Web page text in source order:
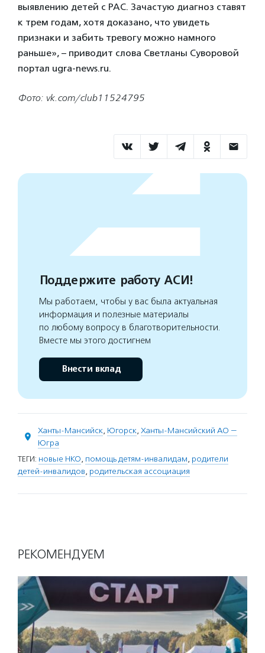
выявлению детей с РАС. Зачастую диагноз ставят
к трем годам, хотя доказано, что увидеть
признаки и забить тревогу можно намного
раньше», – приводит слова Светланы Суворовой
портал ugra-news.ru.
Фото: vk.com/club11524795
Поддержите работу АСИ!
Мы работаем, чтобы у вас была актуальная
информация и полезные материалы
по любому вопросу в благотворительности.
Вместе мы этого достигнем
Внести вклад
Ханты-Мансийск, Югорск, Ханты-Мансийский АО —
Югра
ТЕГИ: новые НКО, помощь детям-инвалидам, родители
детей-инвалидов, родительская ассоциация
РЕКОМЕНДУЕМ